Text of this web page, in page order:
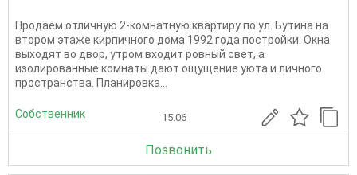
Продаем отличную 2-комнатную квартиру по ул. Бутина на
втором этаже кирпичного дома 1992 года постройки. Окна
выходят во двор, утром входит ровный свет, а
изолированные комнаты дают ощущение уюта и личного
пространства. Планировка...
Собственник 15.06
Позвонить